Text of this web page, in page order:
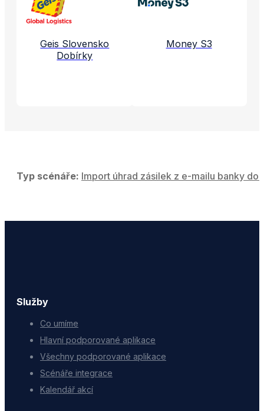
Geis Slovensko
Dobírky
Money S3
Typ scénáře: Import úhrad zásilek z e-mailu banky do
Služby
Co umíme
Hlavní podporované aplikace
Všechny podporované aplikace
Scénáře integrace
Kalendář akcí